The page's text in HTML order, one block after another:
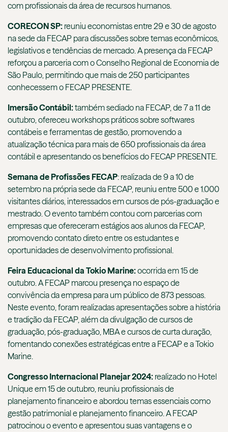
com profissionais da área de recursos humanos.
CORECON SP: reuniu economistas entre 29 e 30 de agosto
na sede da FECAP para discussões sobre temas econômicos,
legislativos e tendências de mercado. A presença da FECAP
reforçou a parceria com o Conselho Regional de Economia de
São Paulo, permitindo que mais de 250 participantes
conhecessem o FECAP PRESENTE.
Imersão Contábil:também sediado na FECAP, de 7 a 11 de
outubro, ofereceu workshops práticos sobre softwares
contábeis e ferramentas de gestão, promovendo a
atualização técnica para mais de 650 profissionais da área
contábil e apresentando os benefícios do FECAP PRESENTE.
Semana de Profissões FECAP: realizada de 9 a 10 de
setembro na própria sede da FECAP, reuniu entre 500 e 1.000
visitantes diários, interessados em cursos de pós-graduação e
mestrado. O evento também contou com parcerias com
empresas que ofereceram estágios aos alunos da FECAP,
promovendo contato direto entre os estudantes e
oportunidades de desenvolvimento profissional.
Feira Educacional da Tokio Marine:ocorrida em 15 de
outubro. A FECAP marcou presença no espaço de
convivência da empresa para um público de 873 pessoas.
Neste evento, foram realizadas apresentações sobre a história
e tradição da FECAP, além da divulgação de cursos de
graduação, pós-graduação, MBA e cursos de curta duração,
fomentando conexões estratégicas entre a FECAP e a Tokio
Marine.
Congresso Internacional Planejar 2024: realizado no Hotel
Unique em 15 de outubro, reuniu profissionais de
planejamento financeiro e abordou temas essenciais como
gestão patrimonial e planejamento financeiro. A FECAP
patrocinou o evento e apresentou suas vantagens e o